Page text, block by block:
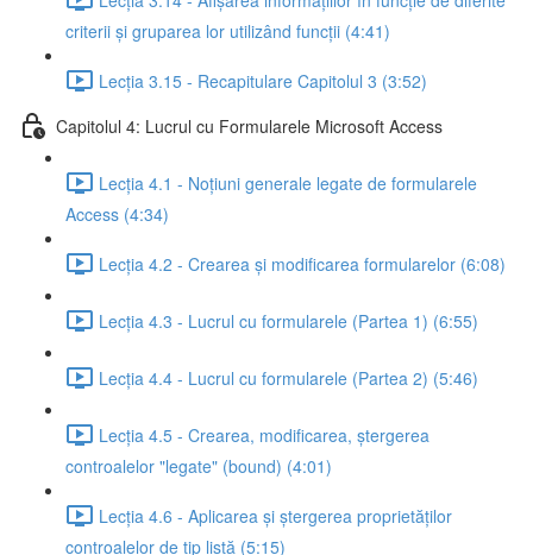
criterii și gruparea lor utilizând funcții (4:41)
Lecția 3.15 - Recapitulare Capitolul 3 (3:52)
Capitolul 4: Lucrul cu Formularele Microsoft Access
Lecția 4.1 - Noțiuni generale legate de formularele
Access (4:34)
Lecția 4.2 - Crearea și modificarea formularelor (6:08)
Lecția 4.3 - Lucrul cu formularele (Partea 1) (6:55)
Lecția 4.4 - Lucrul cu formularele (Partea 2) (5:46)
Lecția 4.5 - Crearea, modificarea, ștergerea
controalelor "legate" (bound) (4:01)
Lecția 4.6 - Aplicarea și ștergerea proprietăților
controalelor de tip listă (5:15)